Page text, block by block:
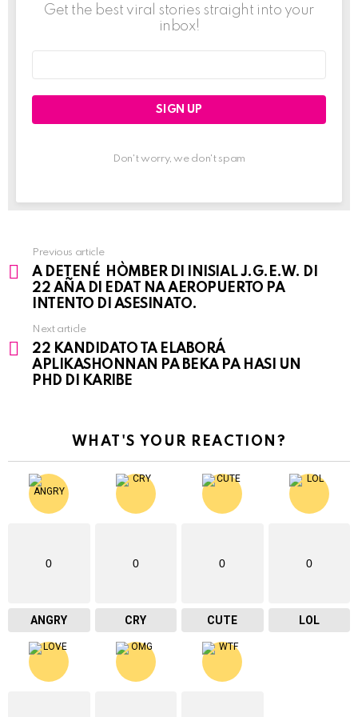
Get the best viral stories straight into your
inbox!
Don't worry, we don't spam
See
more
Previous article
A DETENÉ HÒMBER DI INISIAL J.G.E.W. DI
22 AÑA DI EDAT NA AEROPUERTO PA
INTENTO DI ASESINATO.
Next article
22 KANDIDATO TA ELABORÁ
APLIKASHONNAN PA BEKA PA HASI UN
PHD DI KARIBE
WHAT'S YOUR REACTION?
0
ANGRY
0
CRY
0
CUTE
0
LOL